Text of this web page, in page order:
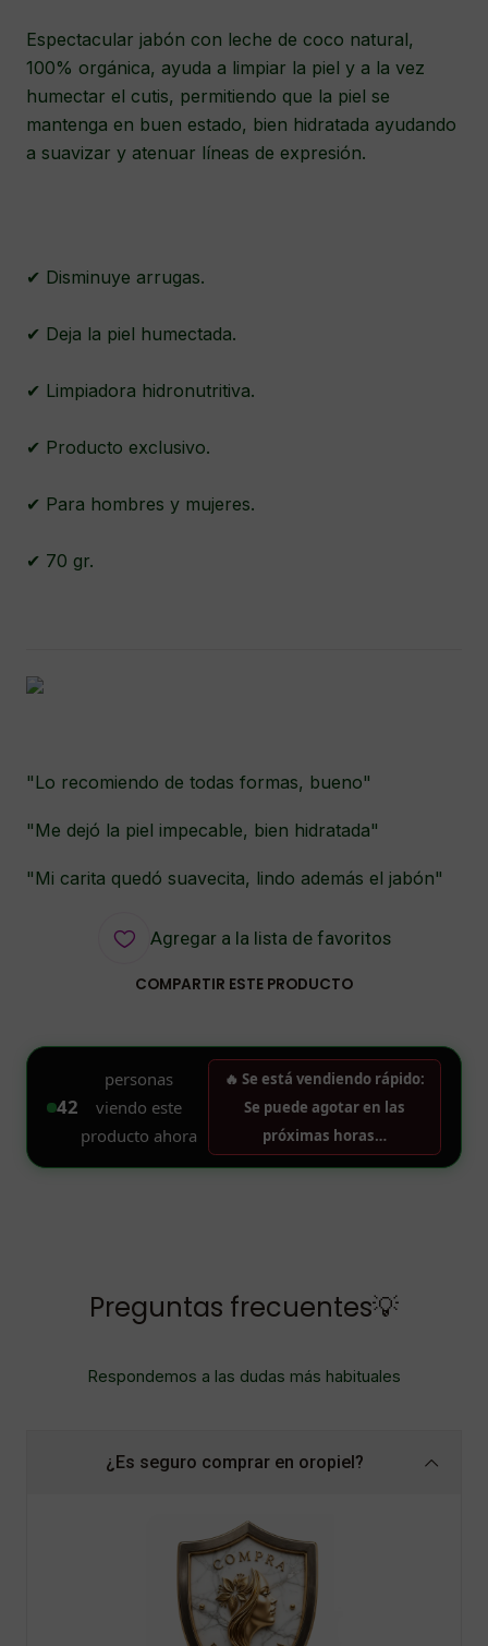
Espectacular jabón con leche de coco natural,
100% orgánica, ayuda a limpiar la piel y a la vez
humectar el cutis, permitiendo que la piel se
mantenga en buen estado, bien hidratada ayudando
a suavizar y atenuar líneas de expresión.
✔ Disminuye arrugas.
✔ Deja la piel humectada.
✔ Limpiadora hidronutritiva.
✔ Producto exclusivo.
✔ Para hombres y mujeres.
✔ 70 gr.
"Lo recomiendo de todas formas, bueno"
"Me dejó la piel impecable, bien hidratada"
"Mi carita quedó suavecita, lindo además el jabón"
Agregar a la lista de favoritos
COMPARTIR ESTE PRODUCTO
Preguntas frecuentes💡
Respondemos a las dudas más habituales
¿Es seguro comprar en oropiel?